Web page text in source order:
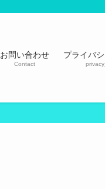
お問い合わせ
Contact
プライバ